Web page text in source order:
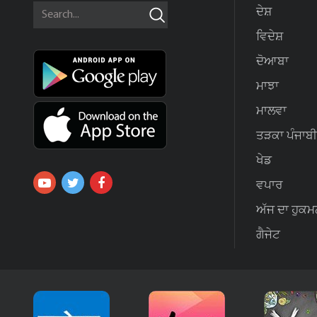
ਦੇਸ਼
ਵਿਦੇਸ਼
ਦੋਆਬਾ
ਮਾਝਾ
ਮਾਲਵਾ
ਤੜਕਾ ਪੰਜਾਬੀ
ਖੇਡ
ਵਪਾਰ
ਅੱਜ ਦਾ
ਗੈਜੇਟ